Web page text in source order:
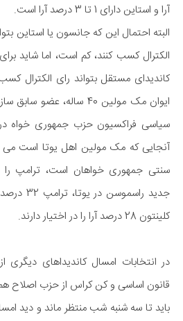
آرا و استاین دارای 1 تا 3 درصد آرا است.
البته احتمال این که جانسون یا استاین
کاندیدای مستقل بتواند رای الکترال
ایوان مک مولین 40 ساله،
سیاسی فراکسیون حزب جمهوری خواه
آنجایی که مک مولین اهل یوتا است می
سنتی جمهوری خواهان است، ترامپ
کلینتون 28 درصد آرا را در اختیار دارند.
در انتخابات امسال کاندیداهای
قانون اساسی و کن کراس از حزب اصلاح